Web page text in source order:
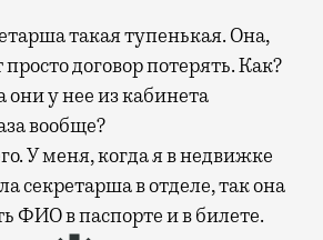
такая тупенькая. Она,
договор потерять. Как?
у нее из кабинета
вообще?
У меня, когда я в недвижке
секретарша в отделе, так она
ФИО в паспорте и в билете.